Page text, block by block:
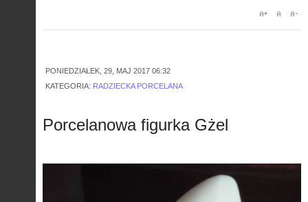
PONIEDZIAŁEK, 29, MAJ 2017 06:32
KATEGORIA: RADZIECKA PORCELANA
Porcelanowa figurka Gżel